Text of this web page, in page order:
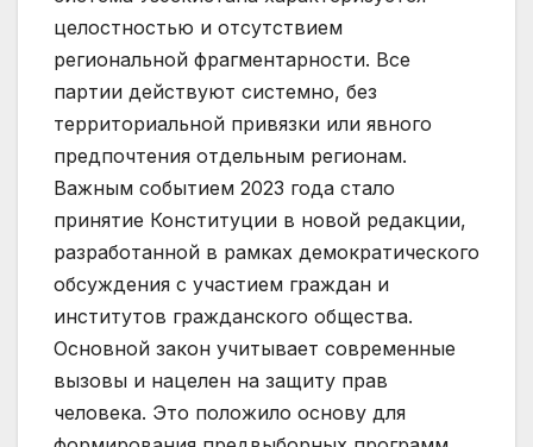
целостностью и отсутствием
региональной фрагментарности. Все
партии действуют системно, без
территориальной привязки или явного
предпочтения отдельным регионам.
Важным событием 2023 года стало
принятие Конституции в новой редакции,
разработанной в рамках демократического
обсуждения с участием граждан и
институтов гражданского общества.
Основной закон учитывает современные
вызовы и нацелен на защиту прав
человека. Это положило основу для